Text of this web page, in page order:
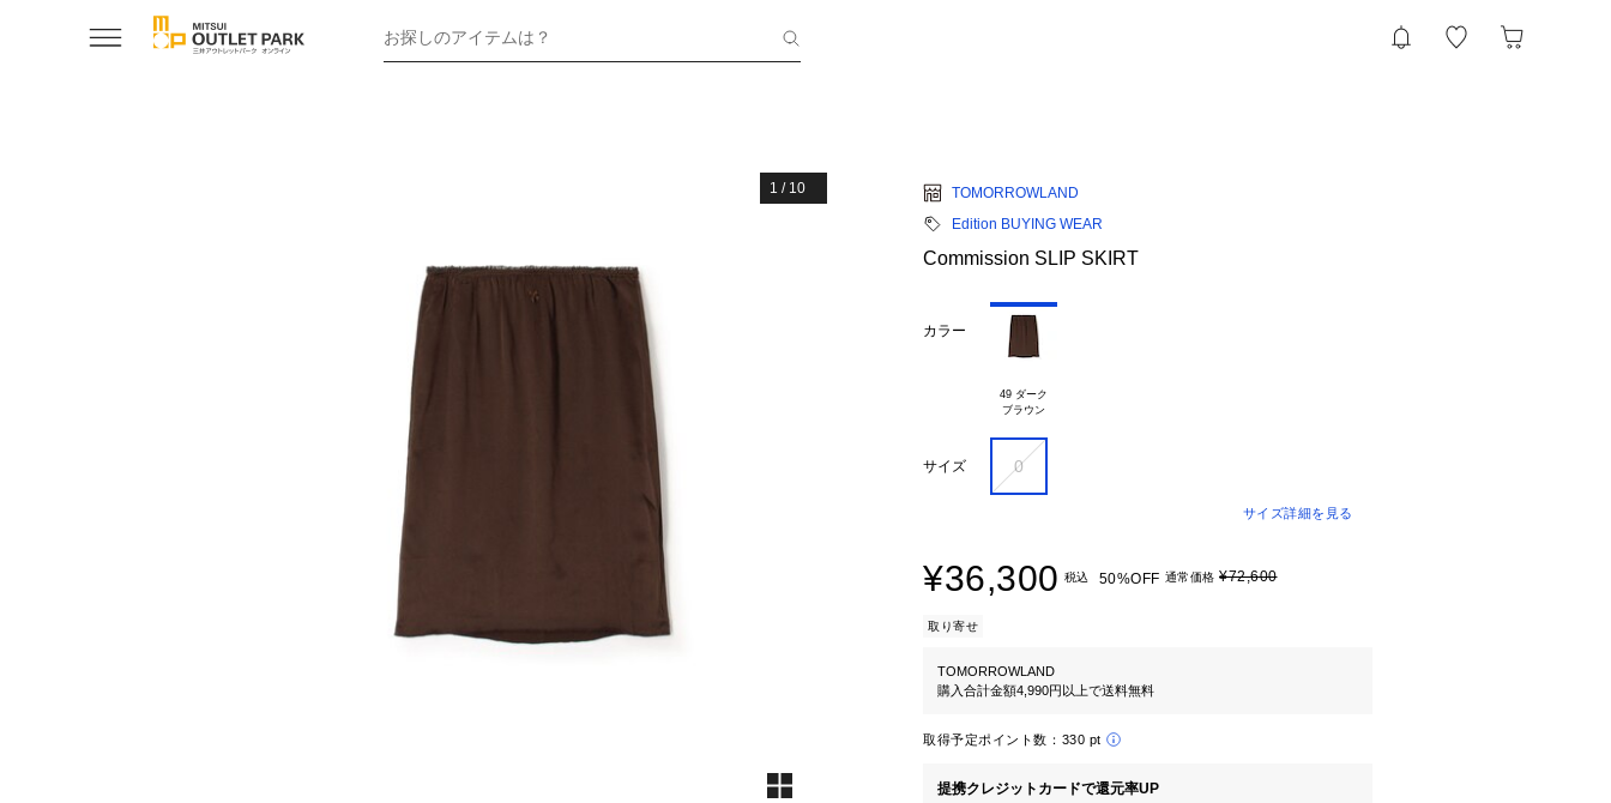
お探しのアイテムは？
1 / 10
TOMORROWLAND
Edition BUYING WEAR
Commission SLIP SKIRT
カラー
49 ダーク
サイズ 0
サイズ詳細を見る
¥36,300 税込 50%OFF 通常価格 ¥72,600
取り寄せ
TOMORROWLAND
購入合計金額4,990円以上で送料無料
取得予定ポイント数： 330 pt
提携クレジットカードで還元率UP